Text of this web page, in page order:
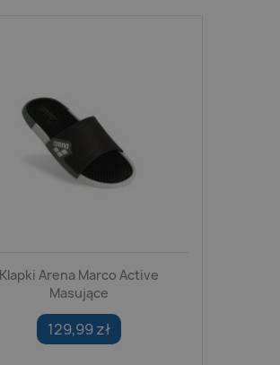
Klapki Arena Marco Active
Masujące
129,99 zł